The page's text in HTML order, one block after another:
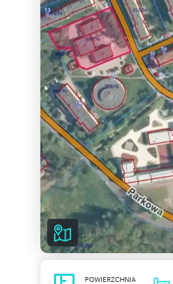
POWIERZCHNIA